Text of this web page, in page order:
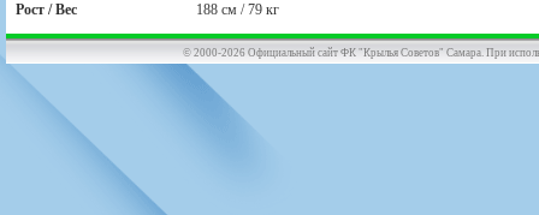
Рост / Вес
188 см / 79 кг
© 2000-2026 Официальный сайт ФК "Крылья Советов" Самара. При